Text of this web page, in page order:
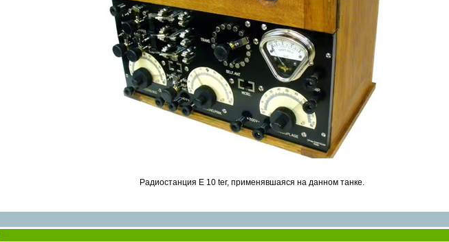
Радиостанция E 10 ter, применявшаяся на данном танке.